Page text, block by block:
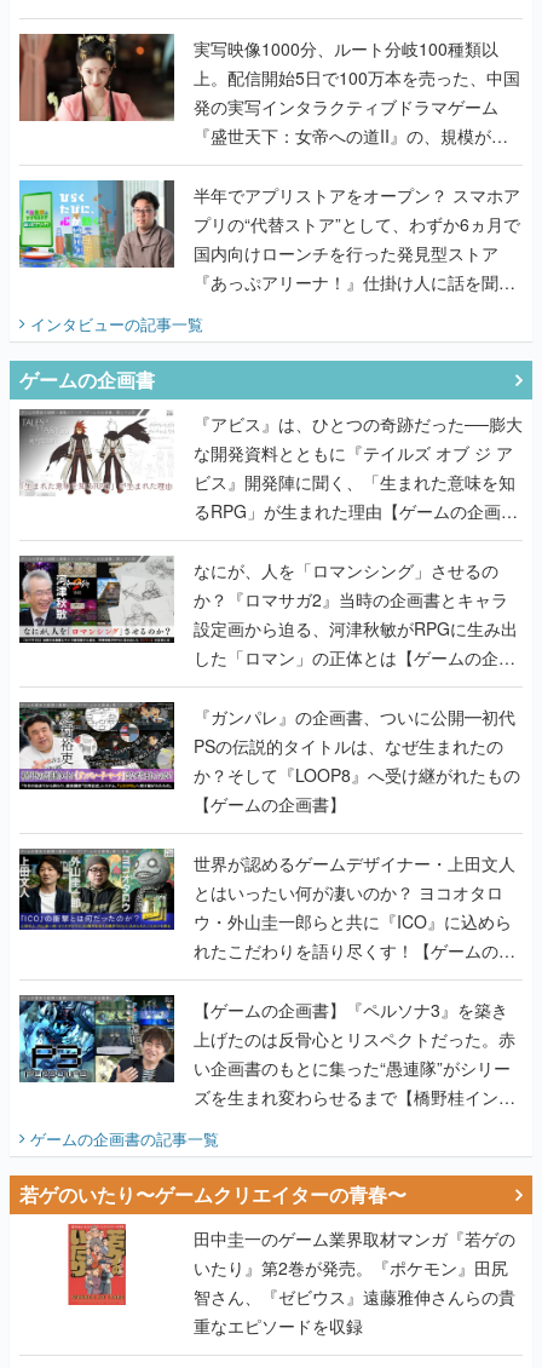
『TATSUJIN EXTREME』で初タッグを組
んだレジェンド2人に訊く開発秘話
実写映像1000分、ルート分岐100種類以
上。配信開始5日で100万本を売った、中国
発の実写インタラクティブドラマゲーム
『盛世天下：女帝への道II』の、規模が違
うこだわりをプロデューサーに聞いた
半年でアプリストアをオープン？ スマホア
プリの“代替ストア”として、わずか6ヵ月で
国内向けローンチを行った発見型ストア
『あっぷアリーナ！』仕掛け人に話を聞い
インタビューの記事一覧
ゲームの企画書
『アビス』は、ひとつの奇跡だった──膨大
な開発資料とともに『テイルズ オブ ジ ア
ビス』開発陣に聞く、「生まれた意味を知
るRPG」が生まれた理由【ゲームの企画
書】
なにが、人を「ロマンシング」させるの
か？『ロマサガ2』当時の企画書とキャラ
設定画から迫る、河津秋敏がRPGに生み出
した「ロマン」の正体とは【ゲームの企画
書】
『ガンパレ』の企画書、ついに公開━初代
PSの伝説的タイトルは、なぜ生まれたの
か？そして『LOOP8』へ受け継がれたもの
【ゲームの企画書】
世界が認めるゲームデザイナー・上田文人
とはいったい何が凄いのか？ ヨコオタロ
ウ・外山圭一郎らと共に『ICO』に込めら
れたこだわりを語り尽くす！【ゲームの企
画書】
【ゲームの企画書】『ペルソナ3』を築き
上げたのは反骨心とリスペクトだった。赤
い企画書のもとに集った“愚連隊”がシリー
ズを生まれ変わらせるまで【橋野桂インタ
ゲームの企画書の記事一覧
若ゲのいたり〜ゲームクリエイターの青春〜
田中圭一のゲーム業界取材マンガ『若ゲの
いたり』第2巻が発売。『ポケモン』田尻
智さん、『ゼビウス』遠藤雅伸さんらの貴
重なエピソードを収録